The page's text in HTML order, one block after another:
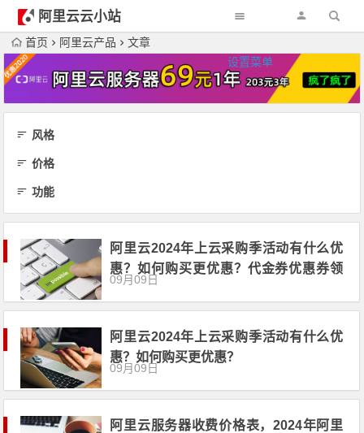
阿里云云小站
设置菜单
首页 阿里云产品 文章
风格
价格
功能
阿里云2024年上云采购季活动有什么优
惠？如何购买更优惠？代金券优惠券领
取
09月09日
阿里云2024年上云采购季活动有什么优
惠？如何购买更优惠？
09月09日
阿里云服务器收费价格表，2024年阿里